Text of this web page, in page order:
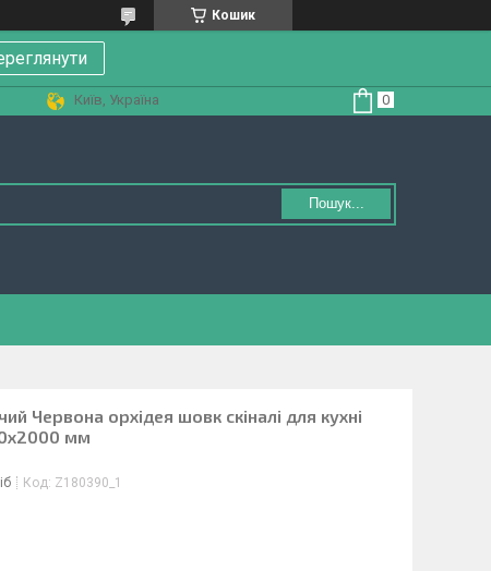
Кошик
Київ, Україна
Пошук...
Червона орхідея шовк скіналі для кухні
мм
Код: Z180390_1